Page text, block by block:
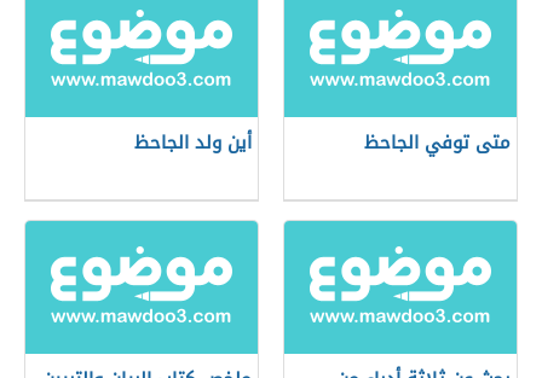
متى توفي الجاحظ أين ولد الجاحظ